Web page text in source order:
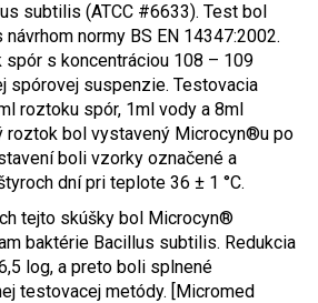
subtilis (ATCC #6633). Test bol
normy BS EN 14347:2002.
spór s koncentráciou 108 – 109
spórovej suspenzie. Testovacia
roztoku spór, 1ml vody a 8ml
roztok bol vystavený Microcyn®u po
boli vzorky označené a
dní pri teplote 36 ± 1 °C.
tejto skúšky bol Microcyn®
baktérie Bacillus subtilis. Redukcia
log, a preto boli splnené
testovacej metódy. [Micromed